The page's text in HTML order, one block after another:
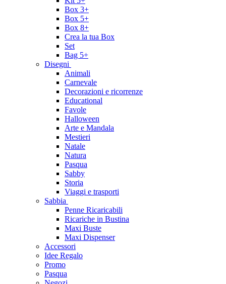
Box 3+
Box 5+
Box 8+
Crea la tua Box
Set
Bag 5+
Disegni
Animali
Carnevale
Decorazioni e ricorrenze
Educational
Favole
Halloween
Arte e Mandala
Mestieri
Natale
Natura
Pasqua
Sabby
Storia
Viaggi e trasporti
Sabbia
Penne Ricaricabili
Ricariche in Bustina
Maxi Buste
Maxi Dispenser
Accessori
Idee Regalo
Promo
Pasqua